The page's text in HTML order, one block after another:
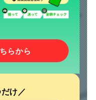
らから
け／